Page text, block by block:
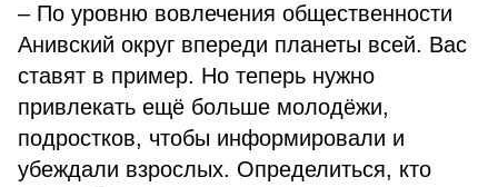
– По уровню вовлечения общественности
Анивский округ впереди планеты всей. Вас
ставят в пример. Но теперь нужно
привлекать ещё больше молодёжи,
подростков, чтобы информировали и
убеждали взрослых. Определиться, кто